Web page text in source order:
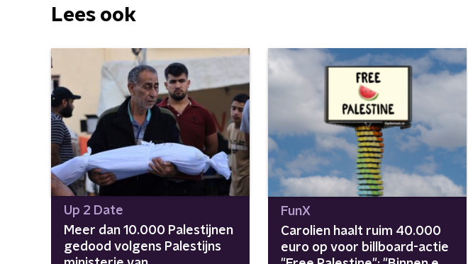
Lees ook
Up 2 Date
Meer dan 10.000 Palestijnen
gedood volgens Palestijns
FunX
Carolien haalt ruim 40.000
euro op voor billboard-actie